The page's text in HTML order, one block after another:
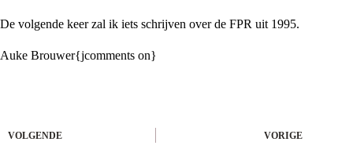
De volgende keer zal ik iets schrijven over de FPR uit 1995.
Auke Brouwer{jcomments on}
VORIGE
VOLGENDE